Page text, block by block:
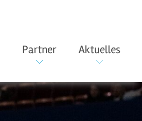
Partner Aktuelles